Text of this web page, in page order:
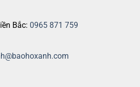
Bắc: 0965 871 759